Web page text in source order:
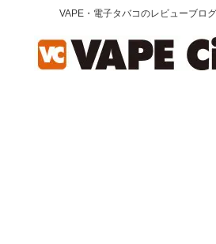
VAPE・電子タバコのレビューブロ